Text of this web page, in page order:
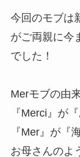
今回のモブは
がご両親に今
でした！
Merモブの由
『Merci』が
『Mer』が『
お母さんのよ